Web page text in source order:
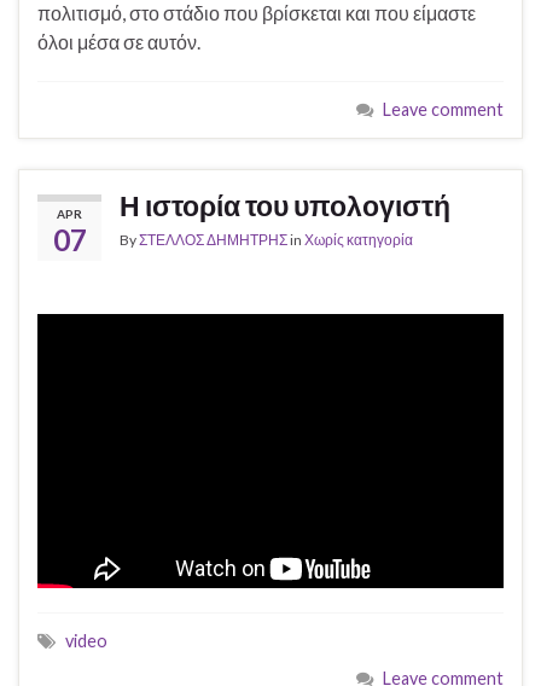
πολιτισμό, στο στάδιο που βρίσκεται και που είμαστε
όλοι μέσα σε αυτόν.
Leave comment
APR
07
Η ιστορία του υπολογιστή
ByΣΤΕΛΛΟΣ ΔΗΜΗΤΡΗΣin Χωρίς κατηγορία
video
Leave comment